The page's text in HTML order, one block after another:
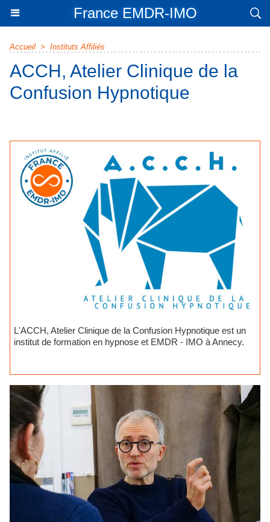
France EMDR-IMO
Accueil > Instituts Affiliés
ACCH, Atelier Clinique de la
Confusion Hypnotique
L'ACCH, Atelier Clinique de la Confusion Hypnotique est un
institut de formation en hypnose et EMDR - IMO à Annecy.